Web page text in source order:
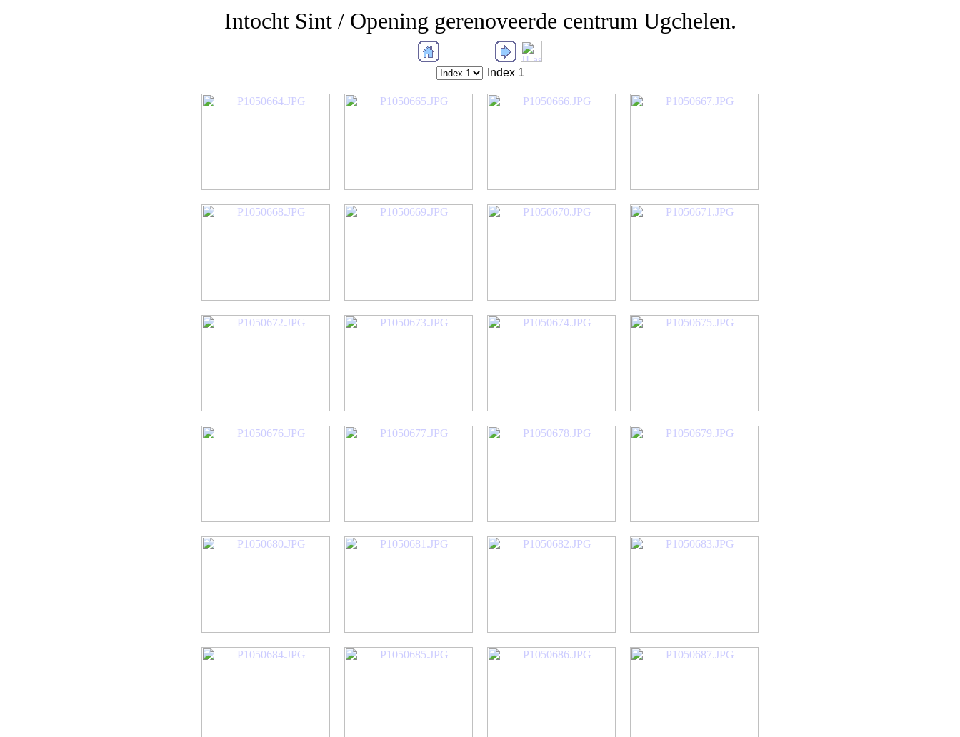
Intocht Sint / Opening gerenoveerde centrum Ugchelen.
Index 1